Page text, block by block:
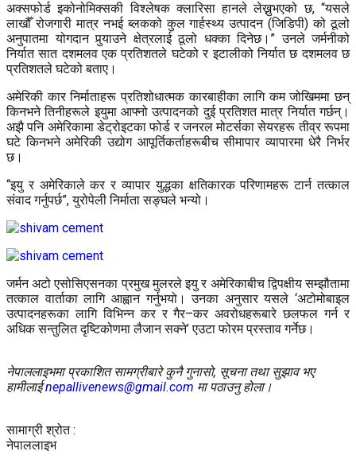
अक्सफोर्ड इकोनोमिक्सकी विश्लेषक क्लारिसा हानले लेख्नुभएको छ, “यसले
लाखौँ रोजगारी मात्र नभई ब्लकको कुल गार्हस्थ्य उत्पादन (जिडिपी) को ठूलो
अनुपातमा योगदान पुर्‍याउने क्षेत्रलाई ठूलो धक्का दिनेछ।” उनले जर्मनीको
निर्यात सात दशमलव एक प्रतिशतले घटेको र इटालीको निर्यात छ दशमलव छ
प्रतिशतले घटेको बताए।
अमेरिकी कार निर्माताहरू प्रतिशोधात्मक कारबाहीका लागि कम जोखिममा छन्
किनभने तिनीहरूले इयुमा आफ्नो उत्पादनको दुई प्रतिशत मात्र निर्यात गर्छन्।
अझै पनि अमेरिकामा डेट्रोइटका फोर्ड र जनरल मोटर्सका सेयरहरू तीव्र रूपमा
घटे किनभने अमेरिकी उद्योग आपूर्तिकर्ताहरूबीच सीमापार व्यापारमा धेरै निर्भर
छ।
“इयु र अमेरिकाले कर र व्यापार युद्धका क्षतिकारक परिणामहरू टार्न तत्काल
संवाद गर्नुपर्छ”, युरोपेली निर्माता सङ्घले भन्यो।
जर्मन अटो एसोसिएसनका प्रमुख मुलरले इयु र अमेरिकाबीच द्विपक्षीय सम्झौतामा
तत्काल वार्ताका लागि आह्वान गर्नुभयो। उनका अनुसार यसले ‘अटोमोबाइल
उत्पादनहरूका लागि विभिन्न कर र गैर–कर अवरोधहरूबारे छलफल गर्न र
अधिक सन्तुलित दृष्टिकोणमा लैजान सक्ने’ एउटा फोरम प्रस्ताव गर्नेछ।
नेपाललाइभमा प्रकाशित सामग्रीबारे कुनै गुनासो, सूचना तथा सुझाव भए
हामीलाईnepallivenews@gmail.com मा पठाउनु होला।
सामाग्री श्रोत :
नेपाललाइभ